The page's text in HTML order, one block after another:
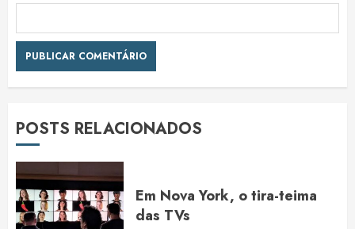
POSTS RELACIONADOS
Em Nova York, o tira-teima
das TVs